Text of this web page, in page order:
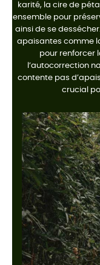
karité, la cire de
ensemble pour
ainsi de se
apaisantes comme
pour renforcer
l’autocorrection
contente pas
crucial